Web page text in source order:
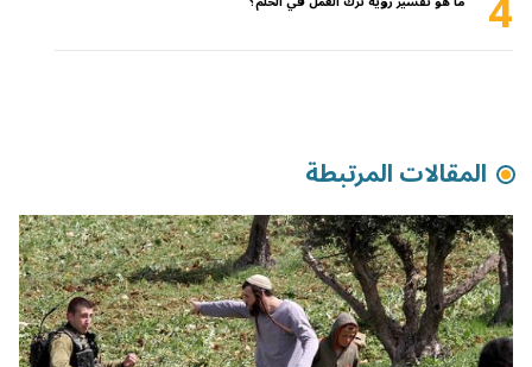
المقالات المرتبطة